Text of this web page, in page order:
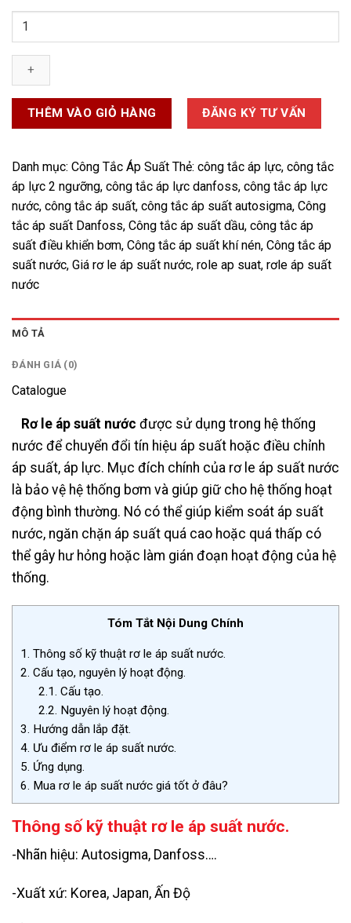
Rơ
Áp
Suất
lượng
THÊM VÀO GIỎ HÀNG ĐĂNG KÝ TƯ VẤN
Danh mục: Công Tắc Áp Suất Thẻ: công tắc áp lực, công tắc
áp lực 2 ngưỡng, công tắc áp lực danfoss, công tắc áp lực
nước, công tắc áp suất, công tắc áp suất autosigma, Công
tắc áp suất Danfoss, Công tắc áp suất dầu, công tắc áp
suất điều khiển bơm, Công tắc áp suất khí nén, Công tắc áp
suất nước, Giá rơ le áp suất nước, role ap suat, rơle áp suất
nước
MÔ TẢ
ĐÁNH GIÁ (0)
Catalogue
Rơ le áp suất nước được sử dụng trong hệ thống
nước để chuyển đổi tín hiệu áp suất hoặc điều chỉnh
áp suất, áp lực. Mục đích chính của rơ le áp suất nước
là bảo vệ hệ thống bơm và giúp giữ cho hệ thống hoạt
động bình thường. Nó có thể giúp kiểm soát áp suất
nước, ngăn chặn áp suất quá cao hoặc quá thấp có
thể gây hư hỏng hoặc làm gián đoạn hoạt động của hệ
thống.
Tóm Tắt Nội Dung Chính
1. Thông số kỹ thuật rơ le áp suất nước.
2. Cấu tạo, nguyên lý hoạt động.
2.1. Cấu tạo.
2.2. Nguyên lý hoạt động.
3. Hướng dẫn lắp đặt.
4. Ưu điểm rơ le áp suất nước.
5. Ứng dụng.
6. Mua rơ le áp suất nước giá tốt ở đâu?
Thông số kỹ thuật rơ le áp suất nước.
-Nhãn hiệu: Autosigma, Danfoss….
-Xuất xứ: Korea, Japan, Ấn Độ